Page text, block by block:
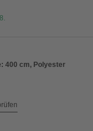
400 cm, Polyester